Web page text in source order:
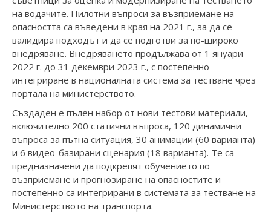
на водачите. Пилотни въпроси за възприемане на
опасността са въведени в края на 2021 г., за да се
валидира подходът и да се подготви за по-широко
внедряване. Внедряването продължава от 1 януари
2022 г. до 31 декември 2023 г., с постепенно
интегриране в националната система за тестване чрез
портала на министерството.
Създаден е пълен набор от нови тестови материали,
включително 200 статични въпроса, 120 динамични
въпроса за пътна ситуация, 30 анимации (60 варианта)
и 6 видео-базирани сценария (18 варианта). Те са
предназначени да подкрепят обучението по
възприемане и прогнозиране на опасностите и
постепенно са интегрирани в системата за тестване на
Министерството на транспорта.